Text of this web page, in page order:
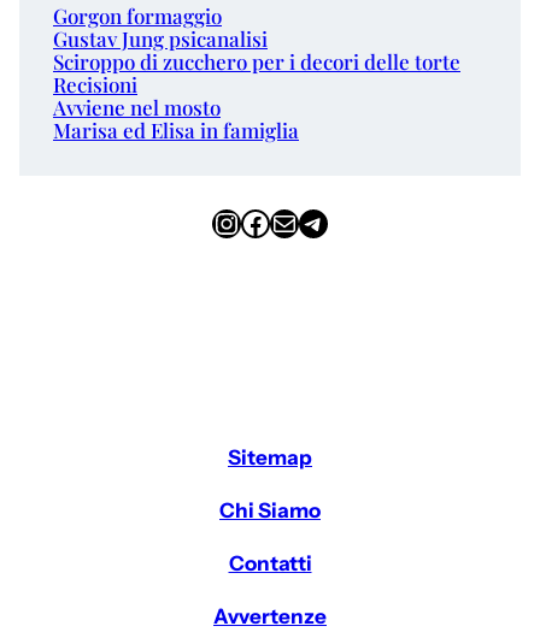
Gorgon formaggio
Gustav Jung psicanalisi
Sciroppo di zucchero per i decori delle torte
Recisioni
Avviene nel mosto
Marisa ed Elisa in famiglia
InstagramFacebook Email Telegram
Sitemap
Chi Siamo
Contatti
Avvertenze